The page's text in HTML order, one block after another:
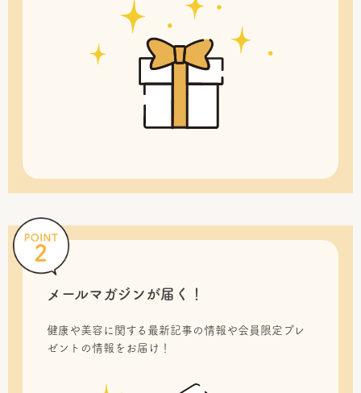
メールマガジンが届く！
健康や美容に関する最新記事の情報や会員限定プレ
ゼントの情報をお届け！